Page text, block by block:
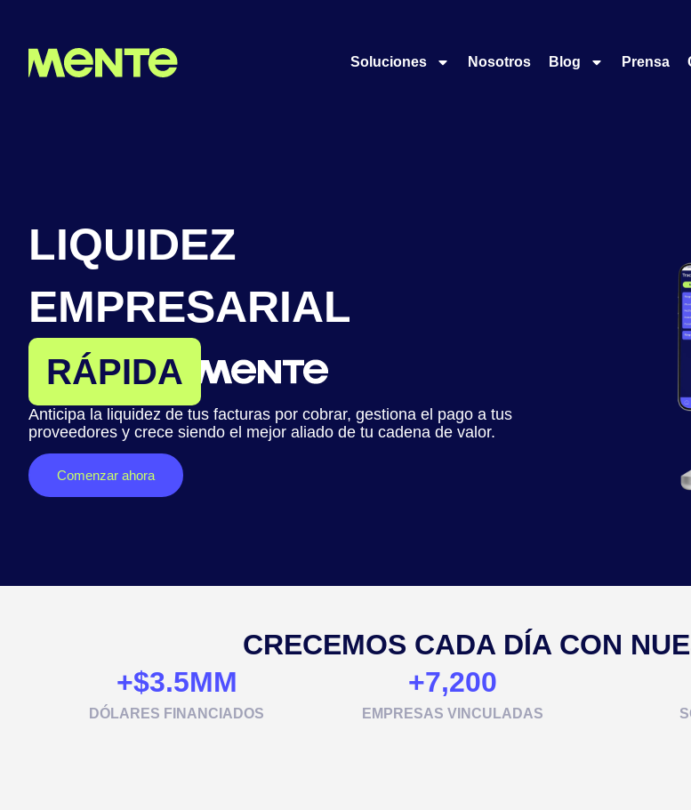
Soluciones Nosotros Blog Prensa
LIQUIDEZ
EMPRESARIAL
INTELIGENTE
Anticipa la liquidez de tus facturas por cobrar, gestiona el pago a tus
proveedores y crece siendo el mejor aliado de tu cadena de valor.
Comenzar ahora
CRECEMOS CADA DÍA CON
DÓLARES FINANCIADOS
+$3.5MM
EMPRESAS VINCULADAS
+7,200